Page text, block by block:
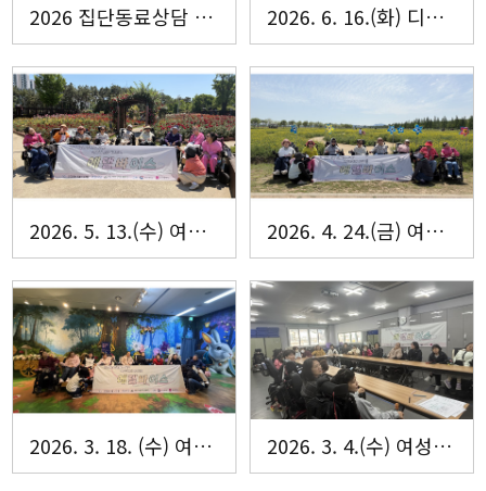
2026 집단동료상담 집중기초과정 2026. 6. 16.(화) 디딤돌배움터 14회기 '주례열린도서관 방문'
2026. 5. 13.(수) 여성자조모임 에델바이스 5월 활동 진행 2026. 4. 24.(금) 여성자조모임 에델바이스 4월 활동 진행
2026. 3. 18. (수) 여성장애인 자조모임 에델바이스 3월 활동 진행 2026. 3. 4.(수) 여성장애인 자조모임 에델바이스 오리엔테이션 진행